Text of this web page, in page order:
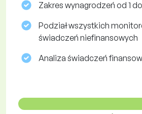
Zakres wynagrodzeń od 1
Podział wszystkich
świadczeń niefinansowych
Analiza świadczeń